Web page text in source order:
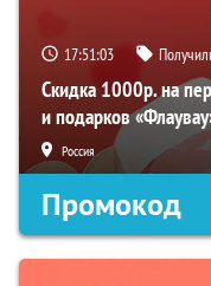
17:51:02
Скидка 1000р. на
и подарков
Россия
Промокод